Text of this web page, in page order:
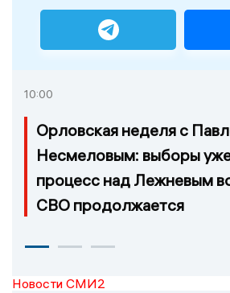
10:00
Орловская неделя с
Несмеловым: выборы
процесс над Лежневым
СВО продолжается
Новости СМИ2